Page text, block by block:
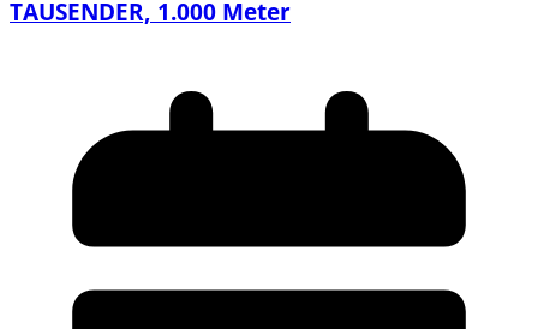
TAUSENDER, 1.000 Meter